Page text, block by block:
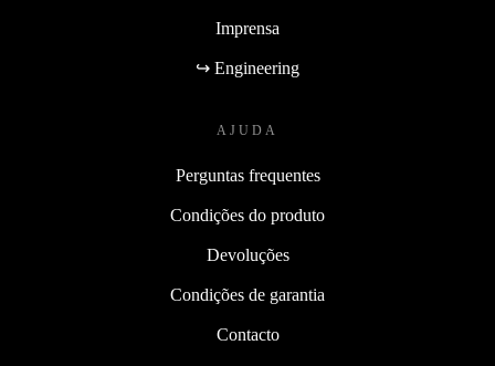
Imprensa
↪ Engineering
AJUDA
Perguntas frequentes
Condições do produto
Devoluções
Condições de garantia
Contacto